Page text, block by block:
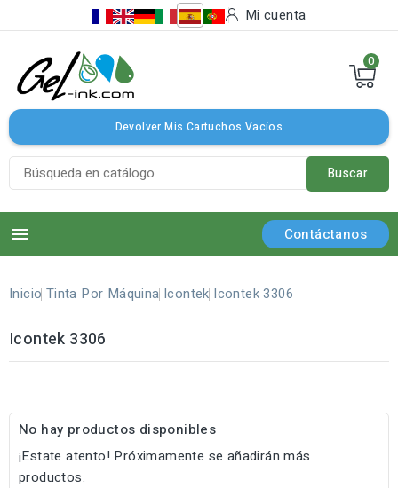
Mi cuenta
0
Devolver Mis Cartuchos Vacíos
Buscar
 Contáctanos
Inicio Tinta Por Máquina Icontek Icontek 3306
Icontek 3306
No hay productos disponibles
¡Estate atento! Próximamente se añadirán más
productos.